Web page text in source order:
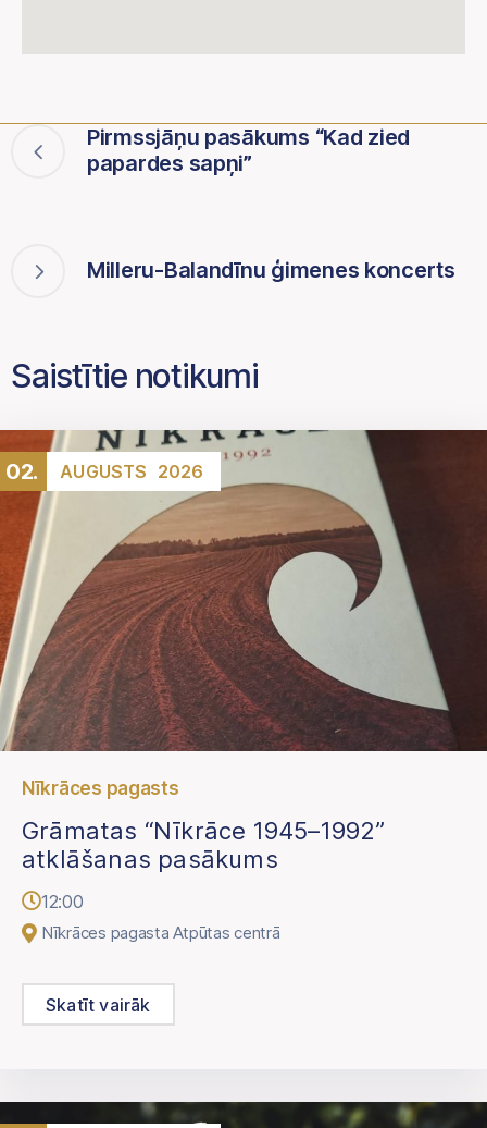
Pirmssjāņu pasākums “Kad zied
papardes sapņi”
Milleru-Balandīnu ģimenes koncerts
Saistītie notikumi
02. AUGUSTS 2026
Nīkrāces pagasts
Grāmatas “Nīkrāce 1945–1992”
atklāšanas pasākums
12:00
Nīkrāces pagasta Atpūtas centrā
Skatīt vairāk